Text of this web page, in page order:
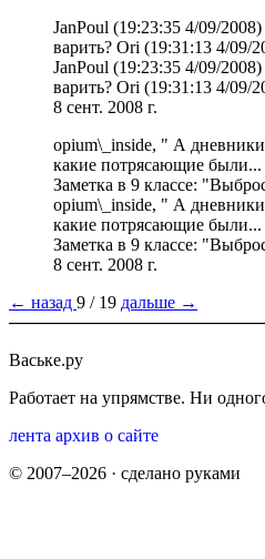
JanPoul (19:23:35 4/09/2008)
варить? Ori (19:31:13 4/09/
JanPoul (19:23:35 4/09/2008)
варить? Ori (19:31:13 4/09/
8 сент. 2008 г.
opium\_inside, " А
какие потрясающие были...
Заметка в 9 классе:
opium\_inside, " А
какие потрясающие были...
Заметка в 9 классе:
8 сент. 2008 г.
← назад 9 / 19 дальше →
Ваське.ру
Работает на упрямстве. Ни
лента архив о сайте
© 2007–2026 · сделано руками